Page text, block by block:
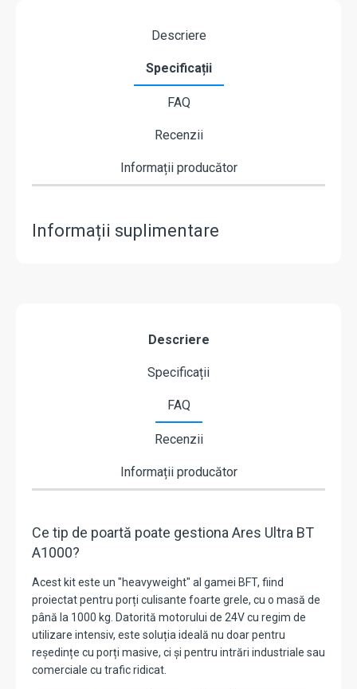
Descriere
Specificații
FAQ
Recenzii
Informații producător
Informații suplimentare
Descriere
Specificații
FAQ
Recenzii
Informații producător
Ce tip de poartă poate gestiona Ares Ultra BT
A1000?
Acest kit este un "heavyweight" al gamei BFT, fiind
proiectat pentru porți culisante foarte grele, cu o masă de
până la 1000 kg. Datorită motorului de 24V cu regim de
utilizare intensiv, este soluția ideală nu doar pentru
reședințe cu porți masive, ci și pentru intrări industriale sau
comerciale cu trafic ridicat.